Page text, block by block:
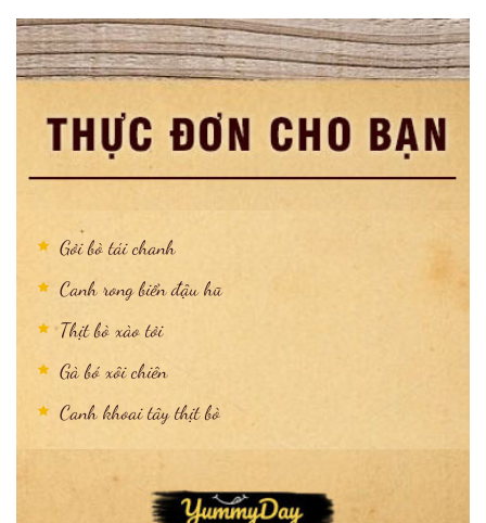
Gỏi bò tái chanh
Canh rong biển đậu hũ
Thịt bò xào tỏi
Gà bó xôi chiên
Canh khoai tây thịt bò